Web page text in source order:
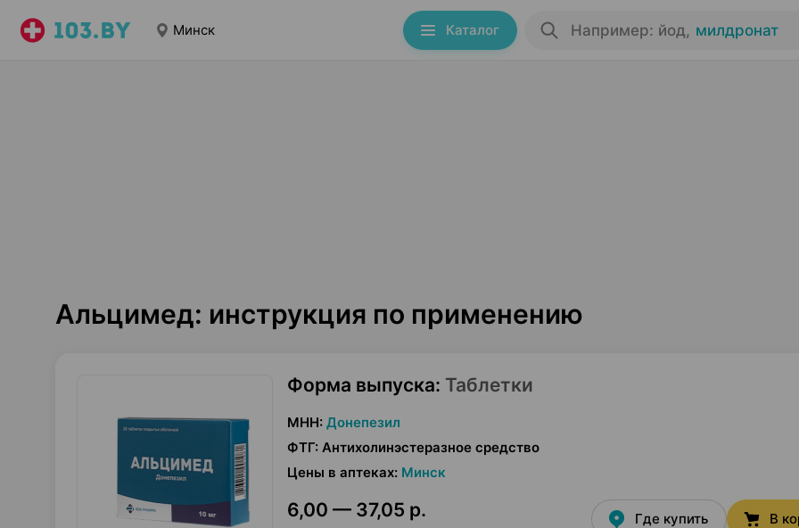
Минск Каталог Например: йод, милдронат
Альцимед: инструкция по применению
Форма выпуска: Таблетки
МНН: Донепезил
ФТГ: Антихолинэстеразное средство
Цены в аптеках: Минск
6,00 — 37,05 р. Где купить В